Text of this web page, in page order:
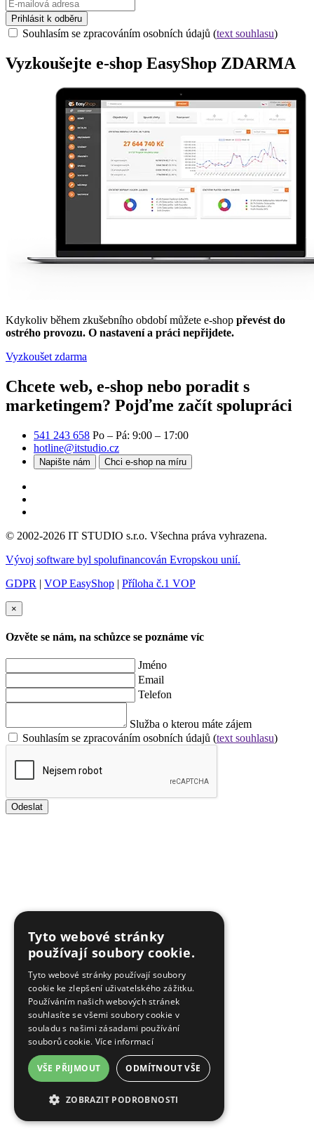
Prihlásit k odběru
Souhlasím se zpracováním osobních údajů (text souhlasu)
Vyzkoušejte e-shop EasyShop ZDARMA
Kdykoliv během zkušebního období můžete e-shop převést do
ostrého provozu. O nastavení a práci nepřijdete.
Vyzkoušet zdarma
Chcete web, e-shop nebo poradit s
marketingem? Pojďme začít spolupráci
541 243 658 Po – Pá: 9:00 – 17:00
hotline@itstudio.cz
Napište nám Chci e-shop na míru
© 2002-2026 IT STUDIO s.r.o. Všechna práva vyhrazena.
Vývoj software byl spolufinancován Evropskou unií.
GDPR | VOP EasyShop | Příloha č.1 VOP
×
Ozvěte se nám, na schůzce se poznáme víc
Jméno
Email
Telefon
Služba o kterou máte zájem
Souhlasím se zpracováním osobních údajů (text souhlasu)
Odeslat
Tyto webové stránky
používají soubory cookie.
Tyto webové stránky používají soubory
cookie ke zlepšení uživatelského zážitku.
Používáním našich webových stránek
souhlasíte se všemi soubory cookie v
souladu s našimi zásadami používání
souborů cookie. Více informací
VŠE PŘIJMOUT ODMÍTNOUT VŠE
ZOBRAZIT PODROBNOSTI
NEZBYTNĚ NUTNÉ SOUBORY